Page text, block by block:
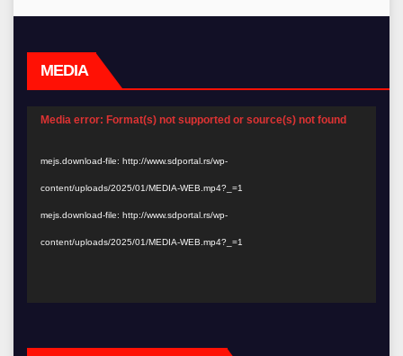
MEDIA
Video
Media error: Format(s) not supported or source(s) not found
mejs.download-file: http://www.sdportal.rs/wp-
content/uploads/2025/01/MEDIA-WEB.mp4?_=1
mejs.download-file: http://www.sdportal.rs/wp-
content/uploads/2025/01/MEDIA-WEB.mp4?_=1